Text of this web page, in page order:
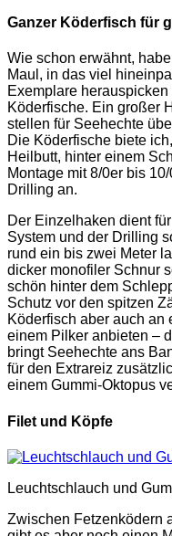
Ganzer Köderfisch für
Wie schon erwähnt,
Maul, in das viel
Exemplare
Köderfische. Ein großer
stellen für Seehechte
Die Köderfische biete
Heilbutt, hinter einem
Montage mit 8/0er bis
Drilling an.
Der Einzelhaken dient
System und der Drilling
rund ein bis zwei Meter
dicker monofiler Schnur
schön hinter dem
Schutz vor den spitzen
Köderfisch aber auch an
einem Pilker anbieten –
bringt Seehechte ans
für den Extrareiz
einem Gummi-Oktopus
Filet und Köpfe
Leuchtschlauch und
Zwischen Fetzenködern